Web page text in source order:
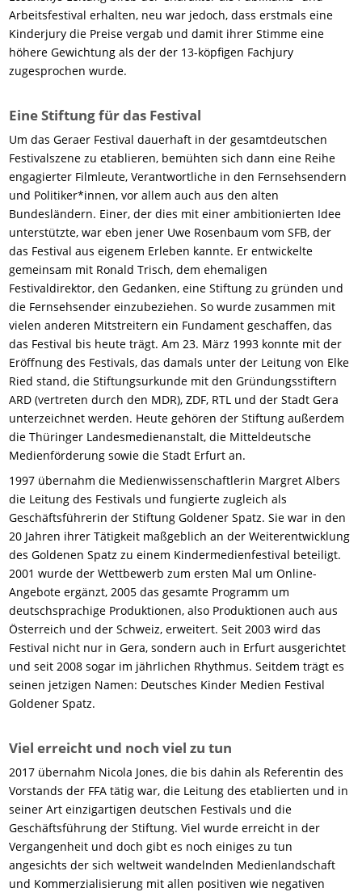
Arbeitsfestival erhalten, neu war jedoch, dass erstmals eine
Kinderjury die Preise vergab und damit ihrer Stimme eine
höhere Gewichtung als der der 13-köpfigen Fachjury
zugesprochen wurde.
Eine Stiftung für das Festival
Um das Geraer Festival dauerhaft in der gesamtdeutschen
Festivalszene zu etablieren, bemühten sich dann eine Reihe
engagierter Filmleute, Verantwortliche in den Fernsehsendern
und Politiker*innen, vor allem auch aus den alten
Bundesländern. Einer, der dies mit einer ambitionierten Idee
unterstützte, war eben jener Uwe Rosenbaum vom SFB, der
das Festival aus eigenem Erleben kannte. Er entwickelte
gemeinsam mit Ronald Trisch, dem ehemaligen
Festivaldirektor, den Gedanken, eine Stiftung zu gründen und
die Fernsehsender einzubeziehen. So wurde zusammen mit
vielen anderen Mitstreitern ein Fundament geschaffen, das
das Festival bis heute trägt. Am 23. März 1993 konnte mit der
Eröffnung des Festivals, das damals unter der Leitung von Elke
Ried stand, die Stiftungsurkunde mit den Gründungsstiftern
ARD (vertreten durch den MDR), ZDF, RTL und der Stadt Gera
unterzeichnet werden. Heute gehören der Stiftung außerdem
die Thüringer Landesmedienanstalt, die Mitteldeutsche
Medienförderung sowie die Stadt Erfurt an.
1997 übernahm die Medienwissenschaftlerin Margret Albers
die Leitung des Festivals und fungierte zugleich als
Geschäftsführerin der Stiftung Goldener Spatz. Sie war in den
20 Jahren ihrer Tätigkeit maßgeblich an der Weiterentwicklung
des Goldenen Spatz zu einem Kindermedienfestival beteiligt.
2001 wurde der Wettbewerb zum ersten Mal um Online-
Angebote ergänzt, 2005 das gesamte Programm um
deutschsprachige Produktionen, also Produktionen auch aus
Österreich und der Schweiz, erweitert. Seit 2003 wird das
Festival nicht nur in Gera, sondern auch in Erfurt ausgerichtet
und seit 2008 sogar im jährlichen Rhythmus. Seitdem trägt es
seinen jetzigen Namen: Deutsches Kinder Medien Festival
Goldener Spatz.
Viel erreicht und noch viel zu tun
2017 übernahm Nicola Jones, die bis dahin als Referentin des
Vorstands der FFA tätig war, die Leitung des etablierten und in
seiner Art einzigartigen deutschen Festivals und die
Geschäftsführung der Stiftung. Viel wurde erreicht in der
Vergangenheit und doch gibt es noch einiges zu tun
angesichts der sich weltweit wandelnden Medienlandschaft
und Kommerzialisierung mit allen positiven wie negativen